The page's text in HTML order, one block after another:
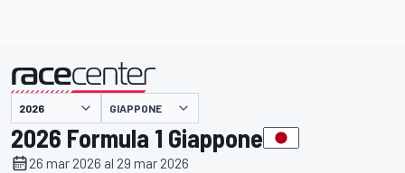
GIAPPONE
2026 Formula 1 Giappone
26 mar 2026 al 29 mar 2026